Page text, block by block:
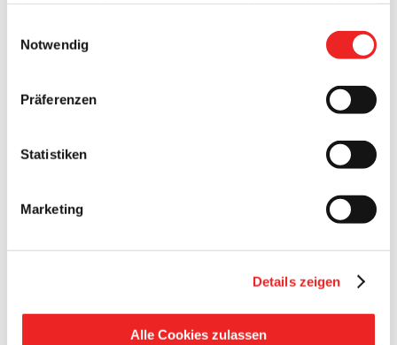
werden auch bei der Auswahl von
gesetzt.
Notwendig
Präferenzen
Statistiken
Marketing
Details zeigen
Alle Cookies zulassen